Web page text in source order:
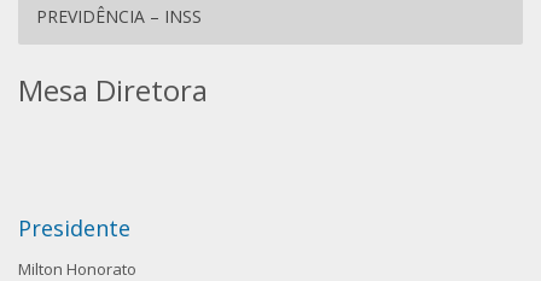
PREVIDÊNCIA – INSS
Mesa Diretora
Presidente
Milton Honorato